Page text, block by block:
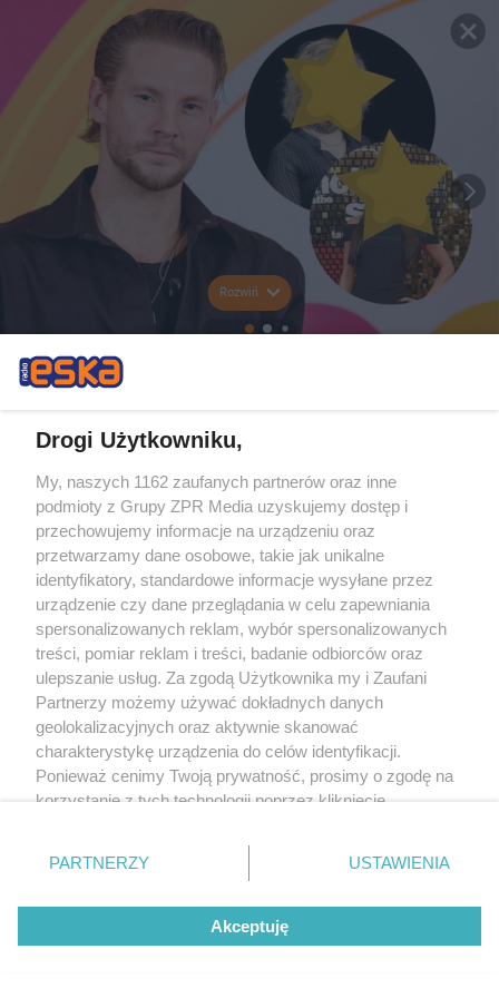
Rozwiń
Drogi Użytkowniku,
My, naszych 1162 zaufanych partnerów oraz inne
podmioty z Grupy ZPR Media uzyskujemy dostęp i
przechowujemy informacje na urządzeniu oraz
przetwarzamy dane osobowe, takie jak unikalne
identyfikatory, standardowe informacje wysyłane przez
urządzenie czy dane przeglądania w celu zapewniania
spersonalizowanych reklam, wybór spersonalizowanych
treści, pomiar reklam i treści, badanie odbiorców oraz
ulepszanie usług. Za zgodą Użytkownika my i Zaufani
Partnerzy możemy używać dokładnych danych
geolokalizacyjnych oraz aktywnie skanować
charakterystykę urządzenia do celów identyfikacji.
Ponieważ cenimy Twoją prywatność, prosimy o zgodę na
korzystanie z tych technologii poprzez kliknięcie
zmienić/wycofać klikając przycisk ustawień prywatności
znajdujący się w lewym dolnym rogu strony
rodzaje przetwarzania danych nie wymagają zgody
użytkownika, ale masz prawo sprzeciwić się takiemu
przetwarzaniu. Preferencje będą miały zastosowanie tylko
PARTNERZY USTAWIENIA
Akceptuję